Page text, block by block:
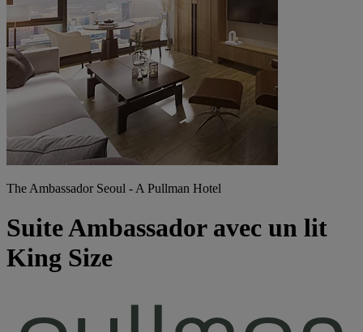
The Ambassador Seoul - A Pullman Hotel
Suite Ambassador avec un lit
King Size